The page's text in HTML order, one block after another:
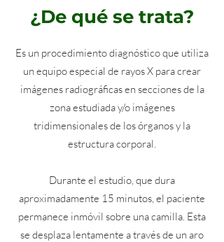
¿De qué se trata?
Es un procedimiento diagnóstico que utiliza
un equipo especial de rayos X para crear
imágenes radiográficas en secciones de la
zona estudiada y/o imágenes
tridimensionales de los órganos y la
estructura corporal.
Durante el estudio, que dura
aproximadamente 15 minutos, el paciente
permanece inmóvil sobre una camilla. Esta
se desplaza lentamente a través de un aro